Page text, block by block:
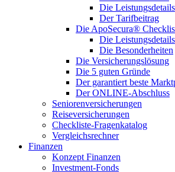
Die Leistungsdetails
Der Tarifbeitrag
Die ApoSecura®
Die Leistungsdetails
Die Besonderheiten
Die Versicherungslösung
Die 5 guten Gründe
Der garantiert beste
Der ONLINE-Abschluss
Seniorenversicherungen
Reiseversicherungen
Checkliste-Fragenkatalog
Vergleichsrechner
Finanzen
Konzept Finanzen
Investment-Fonds